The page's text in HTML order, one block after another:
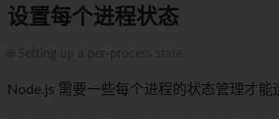
设置每个进程状态
Node.js 需要一些每个进程的状态管理才能